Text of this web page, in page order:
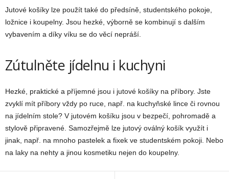
Jutové košíky lze použít také do předsíně, studentského pokoje,
ložnice i koupelny. Jsou hezké, výborně se kombinují s dalším
vybavením a díky víku se do věcí nepráší.
Zútulněte jídelnu i kuchyni
Hezké, praktické a příjemné jsou i jutové košíky na příbory. Jste
zvyklí mít příbory vždy po ruce, např. na kuchyňské lince či rovnou
na jídelním stole? V jutovém košíku jsou v bezpečí, pohromadě a
stylově připravené. Samozřejmě lze jutový oválný košík využít i
jinak, např. na mnoho pastelek a fixek ve studentském pokoji. Nebo
na laky na nehty a jinou kosmetiku nejen do koupelny.